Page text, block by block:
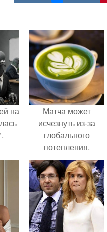
на
Матча может
исчезнуть из-за
глобального
потепления.